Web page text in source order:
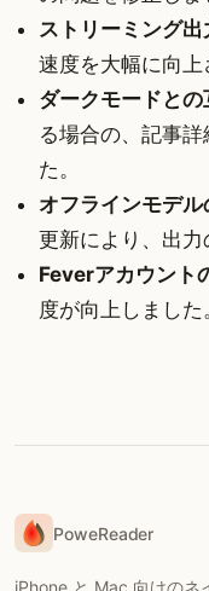
ストリーミング
速度を大幅に向上
ダークモードとの
る場合の、記事
た。
オフラインモデル
更新により、出力
Feverアカウント
度が向上しました
PoweReader